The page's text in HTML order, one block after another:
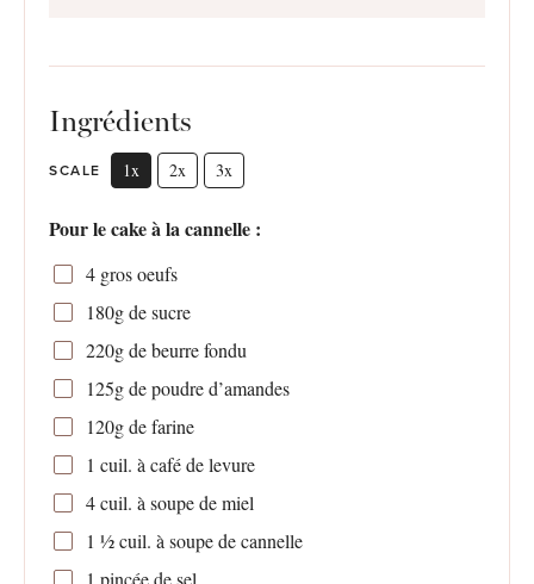
Ingrédients
SCALE 1x 2x 3x
Pour le cake à la cannelle :
4gros oeufs
180gde sucre
220gde beurre fondu
125gde poudre d’amandes
120gde farine
1 cuil. à café de levure
4cuil. à soupe de miel
1 ½cuil. à soupe de cannelle
1 pincée de sel